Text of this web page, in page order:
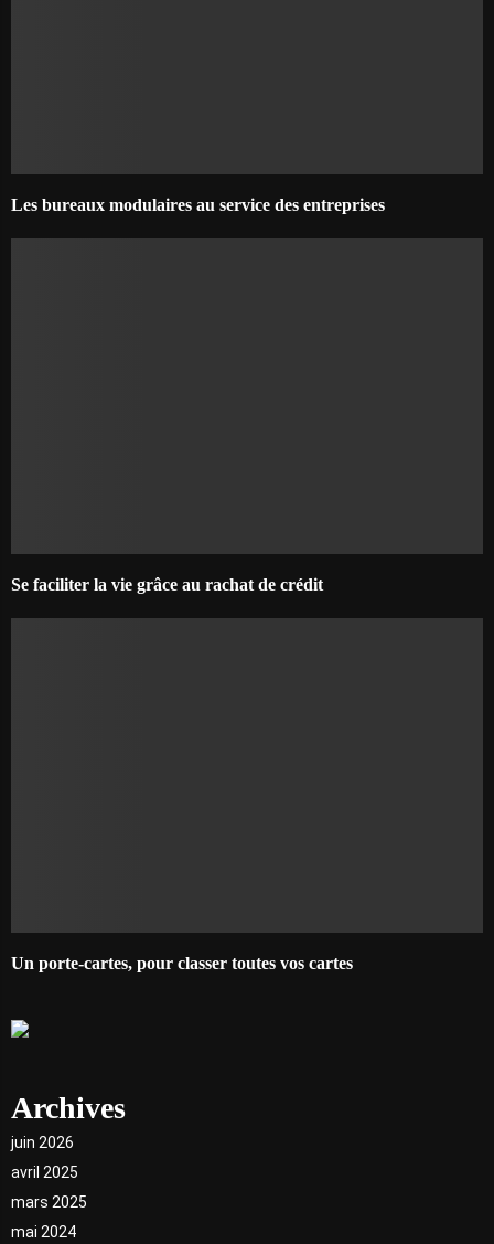
Les bureaux modulaires au service des entreprises
Se faciliter la vie grâce au rachat de crédit
Un porte-cartes, pour classer toutes vos cartes
Archives
juin 2026
avril 2025
mars 2025
mai 2024